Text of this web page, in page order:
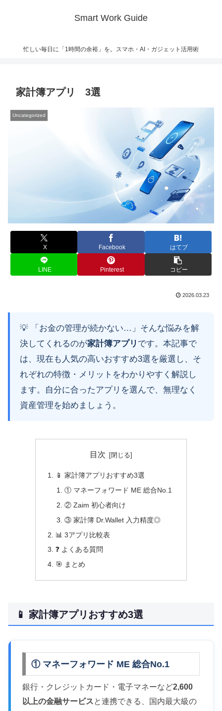
Smart Work Guide
忙しい毎日に「1時間の余裕」を。スマホ・AI・ガジェット活用術
家計簿アプリ 3選
Uncategorized
X Facebook はてブ
LINE Pinterest コピー
2026.03.23
💡 「お金の管理が続かない…」そんな悩みを解
決してくれるのが家計簿アプリ です。本記事で
は、現在も人気の高いおすすめ3選を厳選し、そ
れぞれの特徴・メリットをわかりやすく解説し
ます。自分に合ったアプリを選んで、無理なく
資産管理を始めましょう。
目次
📱 家計簿アプリおすすめ3選
① マネーフォワード ME 総合No.1
② Zaim 初心者向け
③ 家計簿 Dr.Wallet 入力精度◎
📊 3アプリ比較表
❓ よくある質問
🎯 まとめ
📱 家計簿アプリおすすめ3選
① マネーフォワード ME 総合No.1
銀行・クレジットカード・電子マネーなど2,600
以上の金融サービスと連携できる、国内最大級の